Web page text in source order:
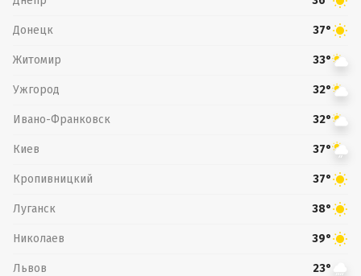
Донецк 37°
Житомир 33°
Ужгород 32°
Ивано-Франковск 32°
Киев 37°
Кропивницкий 37°
Луганск 38°
Николаев 39°
Львов 23°